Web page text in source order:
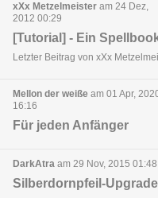
xXx Metzelmeister am 24 Dez,
2012 00:29
[Tutorial] - Ein
Letzter Beitrag von xXx
Mellon der weiße am 01 Apr,
16:16
Für jeden Anfänger
DarkAtra am 29 Nov, 2015 01:48
Silberdornpfeil-